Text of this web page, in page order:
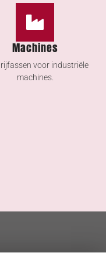
Machines
voor industriële
machines.